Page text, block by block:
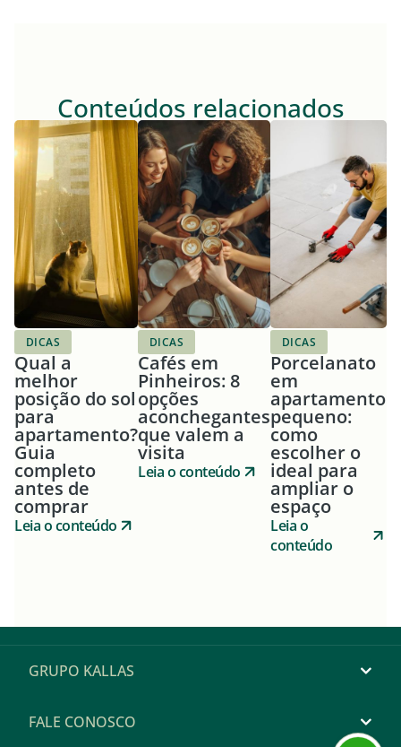
Conteúdos relacionados
DICAS
Qual a
melhor
posição do sol
para
apartamento?
Guia
completo
antes de
comprar
Leia o conteúdo
DICAS
Cafés em
Pinheiros: 8
opções
aconchegantes
que valem a
visita
Leia o conteúdo
DICAS
Porcelanato
em
apartamento
pequeno:
como
escolher o
ideal para
ampliar o
espaço
Leia o
conteúdo
GRUPO KALLAS
FALE CONOSCO